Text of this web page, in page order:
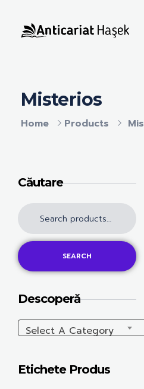
Home Products
Misterios
Căutare
SEARCH
Descoperă
Select A Category
Etichete Produs